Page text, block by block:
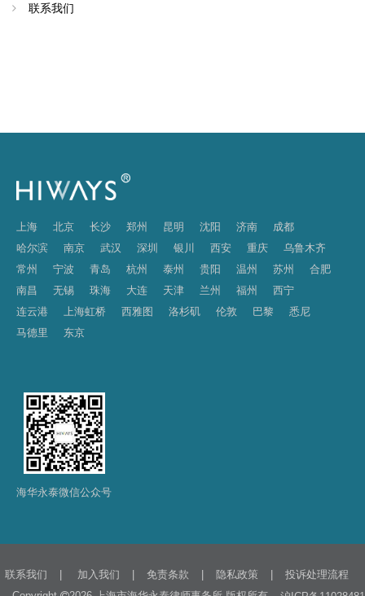
联系我们
上海 北京 长沙 郑州 昆明 沈阳 济南
成都
哈尔滨
南京 武汉 深圳 银川 西安 重庆
乌鲁木齐
常州
宁波 青岛 杭州 泰州 贵阳 温州 苏州
合肥
南昌
无锡 珠海 大连 天津 兰州 福州
西宁
连云港
上海虹桥 西雅图 洛杉矶 伦敦 巴黎
悉尼
马德里
东京
海华永泰微信公众号
联系我们 | 加入我们 | 免责条款 | 隐私政策 |
投诉处理流程